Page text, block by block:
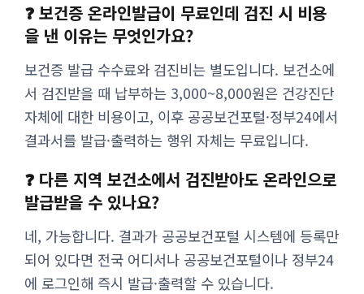
❓ 보건증 온라인발급이 무료인데 검진 시 비용
을 낸 이유는 무엇인가요?
보건증 발급 수수료와 검진비는 별도입니다. 보건소에
서 검진받을 때 납부하는 3,000~8,000원은 건강진단
자체에 대한 비용이고, 이후 공공보건포털·정부24에서
결과서를 발급·출력하는 행위 자체는 무료입니다.
❓ 다른 지역 보건소에서 검진받아도 온라인으로
발급받을 수 있나요?
네, 가능합니다. 결과가 공공보건포털 시스템에 등록만
되어 있다면 전국 어디서나 공공보건포털이나 정부24
에 로그인해 즉시 발급·출력할 수 있습니다.